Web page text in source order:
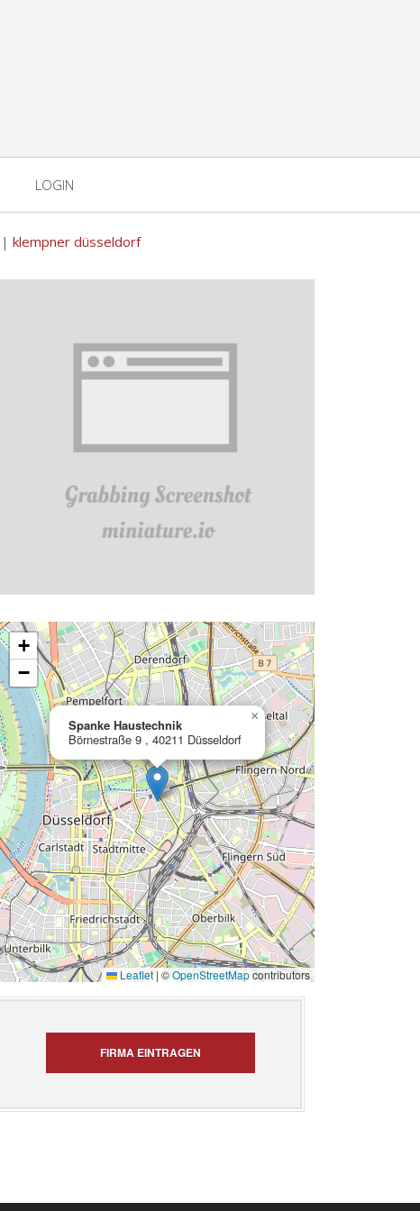
LOGIN
| klempner düsseldorf
Loading map…
Spanke Haustechnik
Börnestraße 9 , 40211 Düsseldorf
×
+
−
Leaflet|©OpenStreetMapcontributors
FIRMA EINTRAGEN